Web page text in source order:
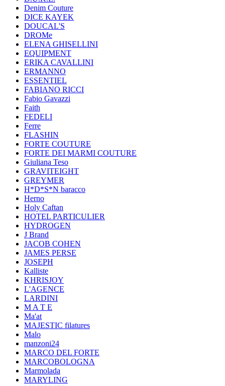
Denim Couture
DICE KAYEK
DOUCAL'S
DROMe
ELENA GHISELLINI
EQUIPMENT
ERIKA CAVALLINI
ERMANNO
ESSENTIEL
FABIANO RICCI
Fabio Gavazzi
Faith
FEDELI
Ferre
FLASHIN
FORTE COUTURE
FORTE DEI MARMI COUTURE
Giuliana Teso
GRAVITEIGHT
GREYMER
H*D*S*N baracco
Herno
Holy Caftan
HOTEL PARTICULIER
HYDROGEN
J Brand
JACOB COHEN
JAMES PERSE
JOSEPH
Kalliste
KHRISJOY
L'AGENCE
LARDINI
M A T E
Ma'at
MAJESTIC filatures
Malo
manzoni24
MARCO DEL FORTE
MARCOBOLOGNA
Marmolada
MARYLING